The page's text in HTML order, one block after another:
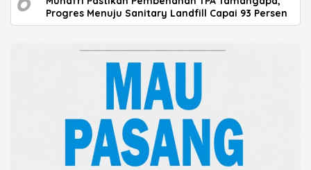
Progres Menuju Sanitary Landfill Capai 93 Persen